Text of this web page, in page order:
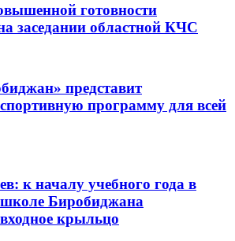
готовности
заседании областной КЧС
представит
программу для всей
к началу учебного года в
Биробиджана
крыльцо